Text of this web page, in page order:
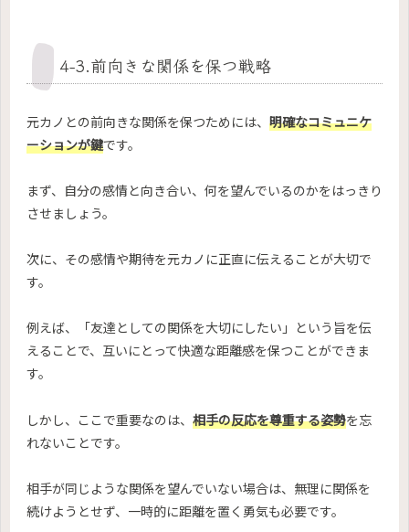
4-3.前向きな関係を保つ戦略
元カノとの前向きな関係を保つためには、 明確なコミュニケ
ーションが鍵です。
まず、自分の感情と向き合い、何を望んでいるのかをはっきり
させましょう。
次に、その感情や期待を元カノに正直に伝えることが大切で
す。
例えば、「友達としての関係を大切にしたい」という旨を伝
えることで、互いにとって快適な距離感を保つことができま
す。
しかし、ここで重要なのは、 相手の反応を尊重する姿勢を忘
れないことです。
相手が同じような関係を望んでいない場合は、無理に関係を
続けようとせず、一時的に距離を置く勇気も必要です。